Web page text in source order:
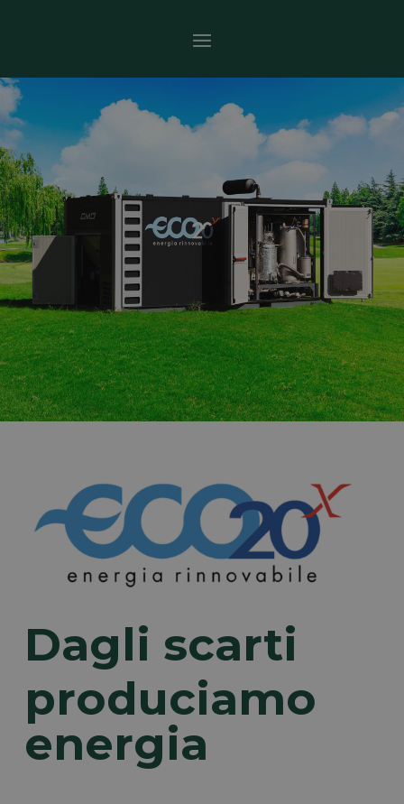
Dagli scarti
produciamo
energia